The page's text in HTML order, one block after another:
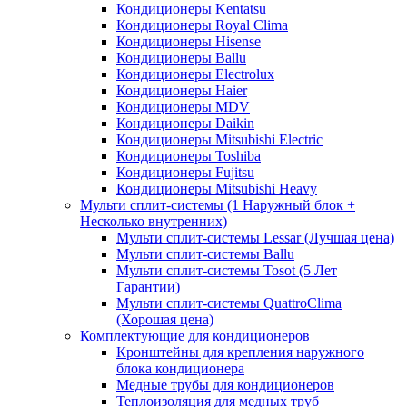
Кондиционеры Kentatsu
Кондиционеры Royal Clima
Кондиционеры Hisense
Кондиционеры Ballu
Кондиционеры Electrolux
Кондиционеры Haier
Кондиционеры MDV
Кондиционеры Daikin
Кондиционеры Mitsubishi Electric
Кондиционеры Toshiba
Кондиционеры Fujitsu
Кондиционеры Mitsubishi Heavy
Мульти сплит-системы (1 Наружный блок +
Несколько внутренних)
Мульти сплит-системы Lessar (Лучшая цена)
Мульти сплит-системы Ballu
Мульти сплит-системы Tosot (5 Лет
Гарантии)
Мульти сплит-системы QuattroClima
(Хорошая цена)
Комплектующие для кондиционеров
Кронштейны для крепления наружного
блока кондиционера
Медные трубы для кондиционеров
Теплоизоляция для медных труб